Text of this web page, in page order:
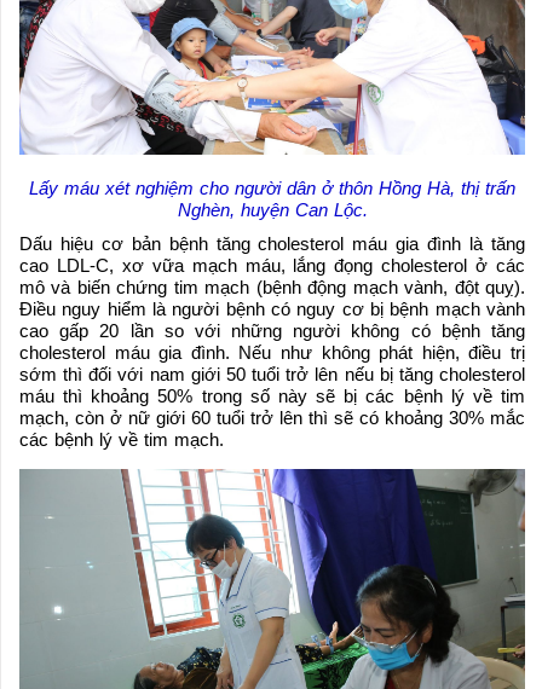
Lấy máu xét nghiệm cho người dân ở thôn Hồng Hà, thị trấn
Nghèn, huyện Can Lộc.
Dấu hiệu cơ bản bệnh tăng cholesterol máu gia đình là tăng
cao LDL-C, xơ vữa mạch máu, lắng đọng cholesterol ở các
mô và biến chứng tim mạch (bệnh động mạch vành, đột quỵ).
Điều nguy hiểm là người bệnh có nguy cơ bị bệnh mạch vành
cao gấp 20 lần so với những người không có bệnh tăng
cholesterol máu gia đình. Nếu như không phát hiện, điều trị
sớm thì đối với nam giới 50 tuổi trở lên nếu bị tăng cholesterol
máu thì khoảng 50% trong số này sẽ bị các bệnh lý về tim
mạch, còn ở nữ giới 60 tuổi trở lên thì sẽ có khoảng 30% mắc
các bệnh lý về tim mạch.